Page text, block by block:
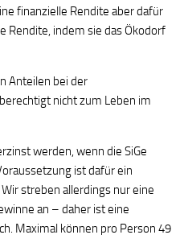
finanzielle Rendite aber dafür
Rendite, indem sie das Ökodorf
Anteilen bei der
nicht zum Leben im
werden, wenn die SiGe
ist dafür ein
streben allerdings nur eine
an – daher ist eine
Maximal können pro Person 49